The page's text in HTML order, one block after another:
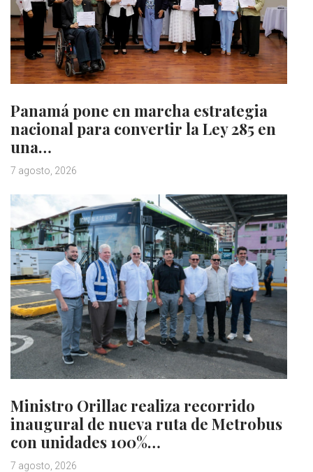
Panamá pone en marcha estrategia
nacional para convertir la Ley 285 en
una…
7 agosto, 2026
Ministro Orillac realiza recorrido
inaugural de nueva ruta de Metrobus
con unidades 100%…
7 agosto, 2026